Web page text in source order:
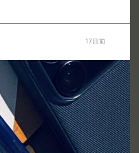
17日前